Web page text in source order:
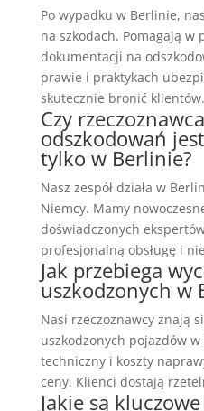
Po wypadku w Berlinie,
na szkodach. Pomagają w
dokumentacji na
prawie i praktykach
skutecznie bronić klientów.
Czy
odszkodowań
tylko w Berlinie?
Nasz zespół działa w
Niemcy. Mamy
doświadczonych
profesjonalną obsługę i
Jak przebiega
uszkodzonych w
Nasi rzeczoznawcy znają
uszkodzonych pojazdów
techniczny i koszty
ceny. Klienci dostają
Jakie są